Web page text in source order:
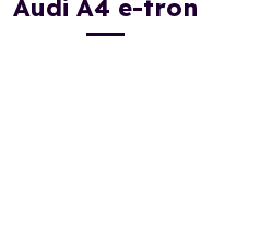
Audi A4 e-tron